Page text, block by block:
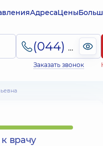
АдресаЦены
(044) 495-2-888
Заказать звонок
врачу